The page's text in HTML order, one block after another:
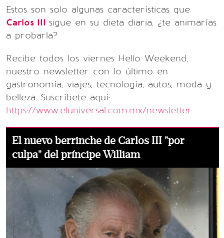
Estos son solo algunas características que
Carlos III sigue en su dieta diaria, ¿te animarías
a probarla?
Recibe todos los viernes Hello Weekend,
nuestro newsletter con lo último en
gastronomía, viajes, tecnología, autos, moda y
belleza. Suscríbete aquí:
https://www.eluniversal.com.mx/newsletter
El nuevo berrinche de Carlos III "por
culpa" del príncipe William